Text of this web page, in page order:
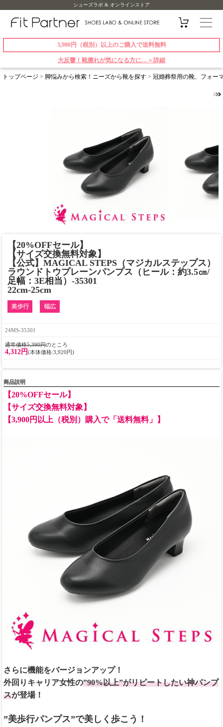
シューズラボ & オンラインストア
3,900円（税別）以上のご購入で送料無料
大反響！靴擦れが気になる方に…＞詳細
トップページ > 脚悩みから検索！ニーズから靴を探す > 冠婚葬祭用の靴、フォー
【20%OFFセール】
【サイズ交換無料対象】
【公式】MAGICAL STEPS（マジカルステップス）
ラウンドトウプレーンパンプス（ヒール：約3.5㎝/
足幅：3E相当）-35301
22cm-25cm
24MS-35301
通常価格5,390円のところ
4,312円(本体価格:3,920円)
商品説明
【20%OFFセール】
【サイズ交換無料対象】
【3,900円以上（税別）購入で「送料無料」】
さらに機能をバージョンアップ！
外回りキャリア女性の”90%以上”がリピートしたい神パンプ
スが登場！
”美歩行パンプス”で美しく歩こう！